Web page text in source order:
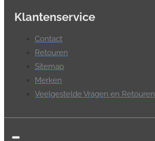
Klantenservice
Contact
Retouren
Sitemap
Merken
Veelgestelde Vragen en Retouren